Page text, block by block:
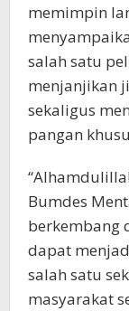
memimpin
salah satu
menjanjikan
sekaligus
pangan
Bumdes
berkembang
dapat
salah satu
masyarakat